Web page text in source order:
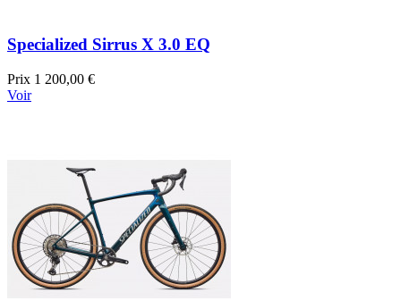
Specialized Sirrus X 3.0 EQ
Prix 1 200,00 €
Voir